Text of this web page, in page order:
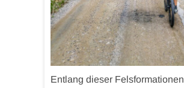
Entlang dieser